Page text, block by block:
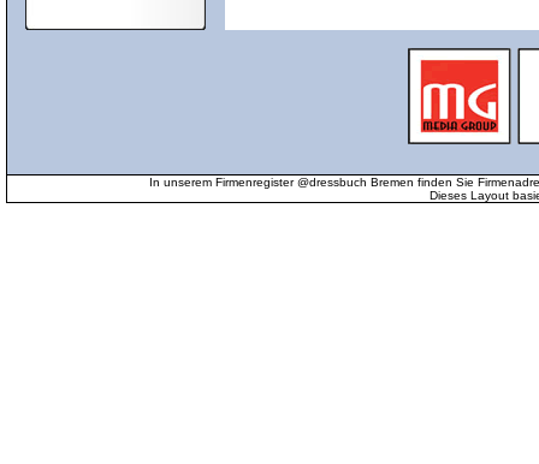
In unserem Firmenregister @dressbuch Bremen finden Sie
Dieses Layout